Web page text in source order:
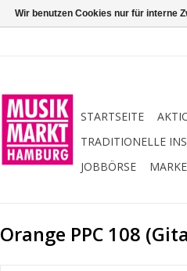
STARTSEITE
TRADITIONELLE
JOBBÖRSE
Orange PPC 108
Wir benutzen Cookies nur für interne